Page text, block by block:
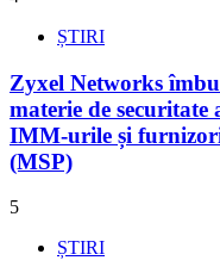
ȘTIRI
Zyxel Networks
materie de
IMM-urile și
(MSP)
5
ȘTIRI